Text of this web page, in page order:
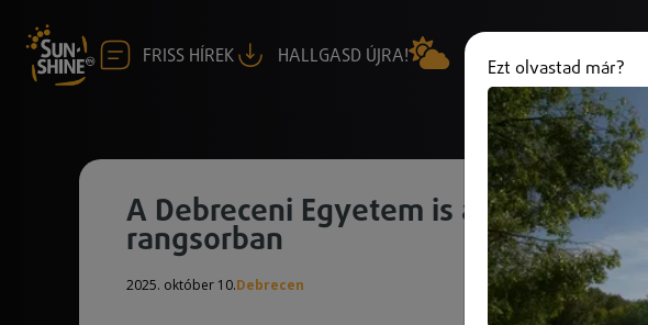
FRISS HÍREK HALLGASD ÚJRA! +36
A Debreceni Egyetem is a legjobb tíz
rangsorban
2025. október 10.Debrecen
Ezt olvastad már?